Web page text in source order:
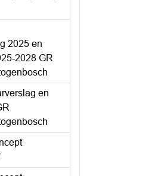
2025 en
2028 GR
en